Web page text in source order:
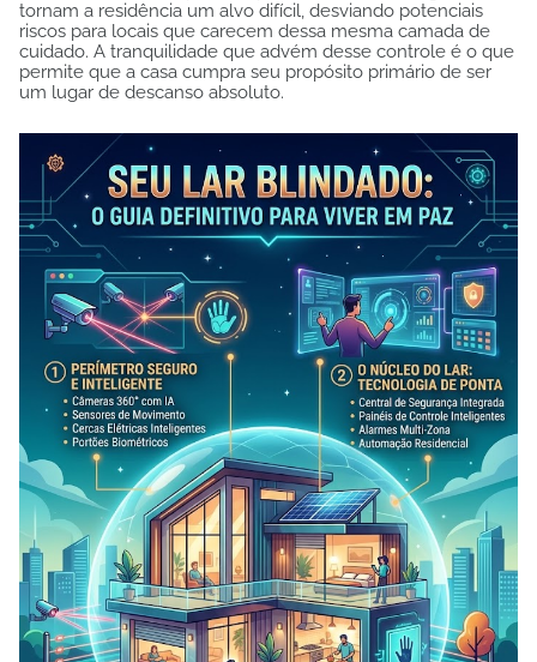
tornam a residência um alvo difícil, desviando potenciais
riscos para locais que carecem dessa mesma camada de
cuidado. A tranquilidade que advém desse controle é o que
permite que a casa cumpra seu propósito primário de ser
um lugar de descanso absoluto.